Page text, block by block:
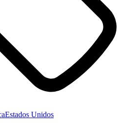
Estados Unidos